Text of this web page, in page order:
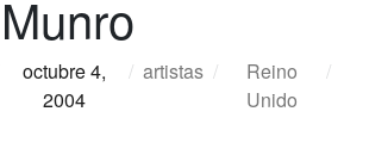
octubre 4,
2004
/ artistas /
Reino
Unido
/